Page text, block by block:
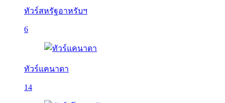
ทัวร์สหรัฐอาหรับฯ
6
ทัวร์แคนาดา
14